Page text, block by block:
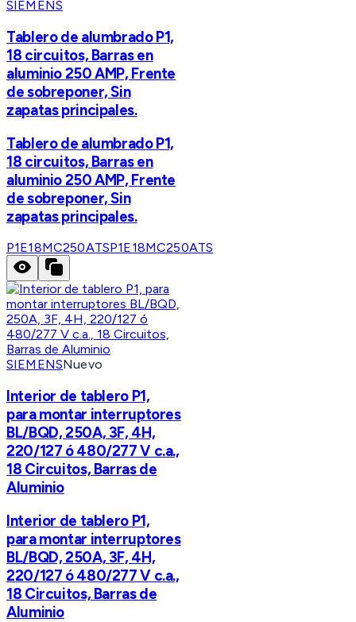
SIEMENS
Tablero de alumbrado P1,
18 circuitos, Barras en
aluminio 250 AMP, Frente
de sobreponer, Sin
zapatas principales.
Tablero de alumbrado P1,
18 circuitos, Barras en
aluminio 250 AMP, Frente
de sobreponer, Sin
zapatas principales.
P1E18MC250ATSP1E18MC250ATS
SIEMENSNuevo
Interior de tablero P1,
para montar interruptores
BL/BQD, 250A, 3F, 4H,
220/127 ó 480/277 V c.a.,
18 Circuitos, Barras de
Aluminio
Interior de tablero P1,
para montar interruptores
BL/BQD, 250A, 3F, 4H,
220/127 ó 480/277 V c.a.,
18 Circuitos, Barras de
Aluminio